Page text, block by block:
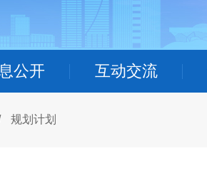
公开 互动交流
规划计划